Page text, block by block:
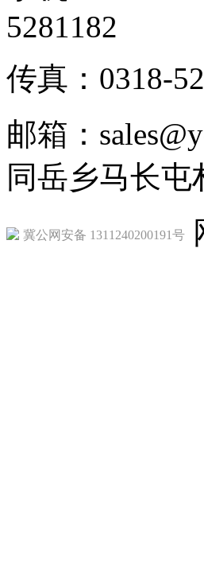
5281182
传真：0318-
邮箱：
同岳乡马长屯
冀公网安备 1311240200191号